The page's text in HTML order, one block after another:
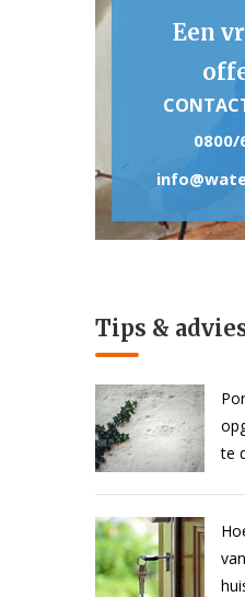
Een
0800/
Tips &
te